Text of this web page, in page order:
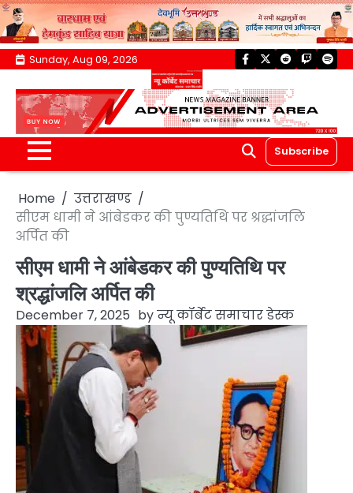
Skip
content
Sunday, Aug 09, 2026 facebook
twitterreddittwitch
Subscribe
Home
उत्तराखण्ड
सीएम धामी ने आंबेडकर की पुण्यतिथि पर श्रद्धांजलि
अर्पित की
सीएम धामी ने आंबेडकर की पुण्यतिथि पर
श्रद्धांजलि अर्पित की
December 7, 2025 byन्यू कॉर्बेट समाचार डेस्क